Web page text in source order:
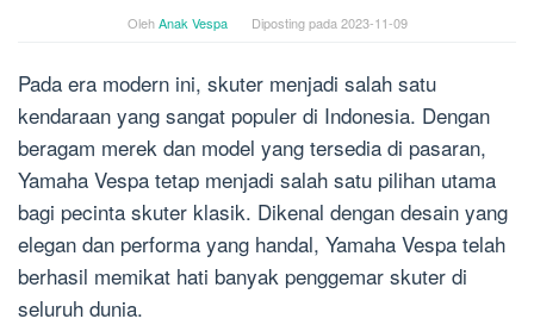
OlehAnak Vespa Diposting pada 2023-11-09
Pada era modern ini, skuter menjadi salah satu
kendaraan yang sangat populer di Indonesia. Dengan
beragam merek dan model yang tersedia di pasaran,
Yamaha Vespa tetap menjadi salah satu pilihan utama
bagi pecinta skuter klasik. Dikenal dengan desain yang
elegan dan performa yang handal, Yamaha Vespa telah
berhasil memikat hati banyak penggemar skuter di
seluruh dunia.